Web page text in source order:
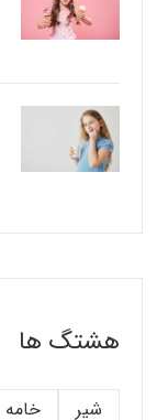
هشتگ ها
شیر خامه